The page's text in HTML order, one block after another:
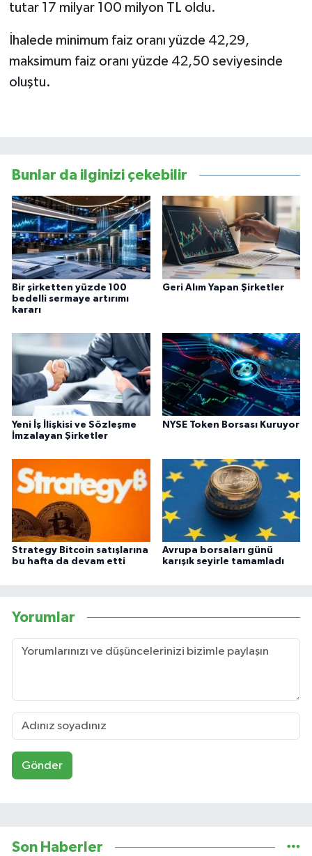
tutar 17 milyar 100 milyon TL oldu.
İhalede minimum faiz oranı yüzde 42,29,
maksimum faiz oranı yüzde 42,50 seviyesinde
oluştu.
Bunlar da ilginizi çekebilir
Bir şirketten yüzde 100
bedelli sermaye artırımı
kararı
Geri Alım Yapan Şirketler
Yeni İş İlişkisi ve Sözleşme
İmzalayan Şirketler
NYSE Token Borsası Kuruyor
Strategy Bitcoin satışlarına
bu hafta da devam etti
Avrupa borsaları günü
karışık seyirle tamamladı
Yorumlar
Gönder
Son Haberler